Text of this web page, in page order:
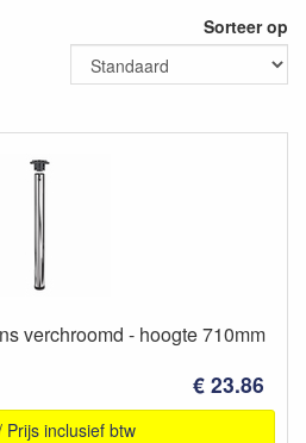
Sorteer op
verchroomd - hoogte 710mm
€ 23.86
Prijs inclusief btw